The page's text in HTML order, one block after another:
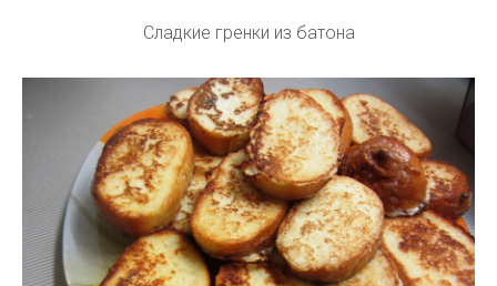
Сладкие гренки из батона